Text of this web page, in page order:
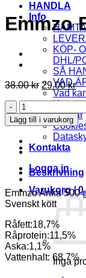
HANDLA
Info
KÖP-
DHL/
SÅ
VAD
Vad
Hur
Artiklar
Kontakta
Logga in
Varukorg /
Inga
Emmzo
38.00kr Det
var:
38.00 kr.
29.00kr
är:
Emmzo
BARF
Anka
500g
mängd
Lägg till i varukorg
Beskrivning
Emmzo Anka 500
Svenskt kött
Råfett:18,7%
Råprotein:11,5%
Aska:1,1%
Vattenhalt: 68,7%